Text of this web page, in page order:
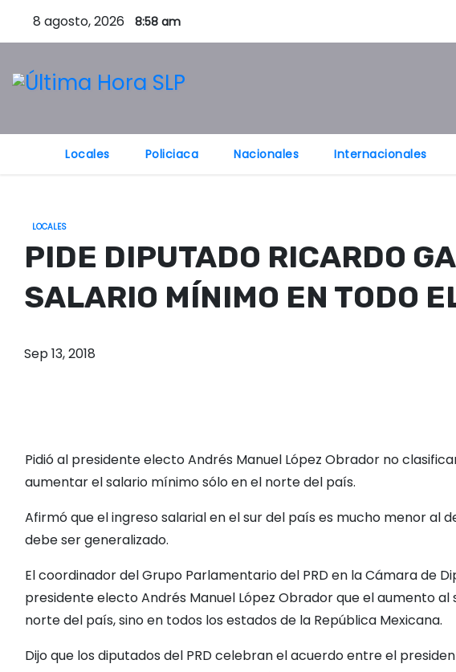
8 agosto, 2026 8:58 am
Locales Policiaca Nacionales Internacionales
LOCALES
PIDE DIPUTADO RICARDO
SALARIO MÍNIMO EN TODO
Sep 13, 2018
Pidió al presidente electo Andrés Manuel López Obrador no
aumentar el salario mínimo sólo en el norte del país.
Afirmó que el ingreso salarial en el sur del país es mucho menor al
debe ser generalizado.
El coordinador del Grupo Parlamentario del PRD en la Cámara de
presidente electo Andrés Manuel López Obrador que el aumento
norte del país, sino en todos los estados de la República Mexicana.
Dijo que los diputados del PRD celebran el acuerdo entre el